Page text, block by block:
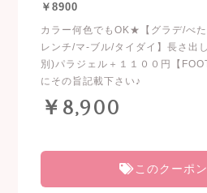
￥8900
カラー何色でもOK★【グラデ/べ
レンチ/マ-ブル/タイダイ】長さ出
別)パラジェル＋１１００円【
にその旨記載下さい♪
￥8,900
このクーポ